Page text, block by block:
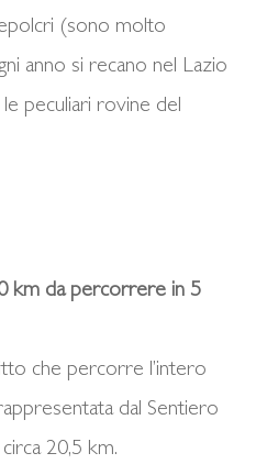
(sono molto
anno si recano nel Lazio
peculiari rovine del
km da percorrere in 5
che percorre l’intero
dal Sentiero
20,5 km.